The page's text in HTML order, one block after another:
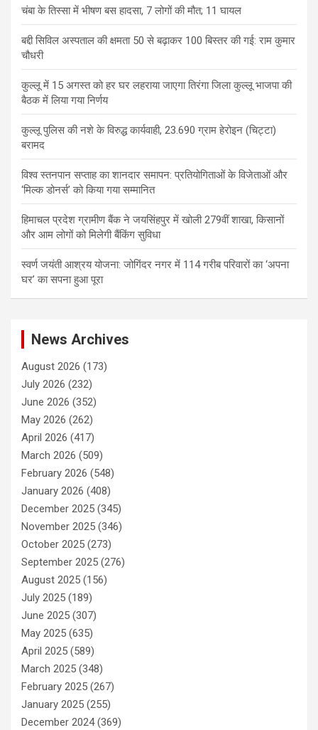
चंबा के तिस्सा में भीषण बस हादसा, 7 लोगों की मौत; 11 घायल
बद्दी सिविल अस्पताल की क्षमता 50 से बढ़ाकर 100 बिस्तर की गई: राम कुमार
चौधरी
कुल्लू में 15 अगस्त को हर घर लहराया जाएगा तिरंगा जिला कुल्लू भाजपा की
बैठक में लिया गया निर्णय
कुल्लू पुलिस की नशे के विरुद्ध कार्यवाही, 23.690 ग्राम हेरोइन (चिट्टा)
बरामद
विश्व स्तनपान सप्ताह का शानदार समापन: प्रतियोगिताओं के विजेताओं और
‘मिल्क डोनर्स’ को किया गया सम्मानित
हिमाचल प्रदेश ग्रामीण बैंक ने जयसिंहपुर में खोली 279वीं शाखा, किसानों
और आम लोगों को मिलेगी बैंकिंग सुविधा
स्वर्ण जयंती आश्रय योजना: जोगिंदर नगर में 114 गरीब परिवारों का ‘अपना
घर’ का सपना हुआ पूरा
News Archives
August 2026 (173)
July 2026 (232)
June 2026 (352)
May 2026 (262)
April 2026 (417)
March 2026 (509)
February 2026 (548)
January 2026 (408)
December 2025 (345)
November 2025 (346)
October 2025 (273)
September 2025 (276)
August 2025 (156)
July 2025 (189)
June 2025 (307)
May 2025 (635)
April 2025 (589)
March 2025 (348)
February 2025 (267)
January 2025 (255)
December 2024(369)